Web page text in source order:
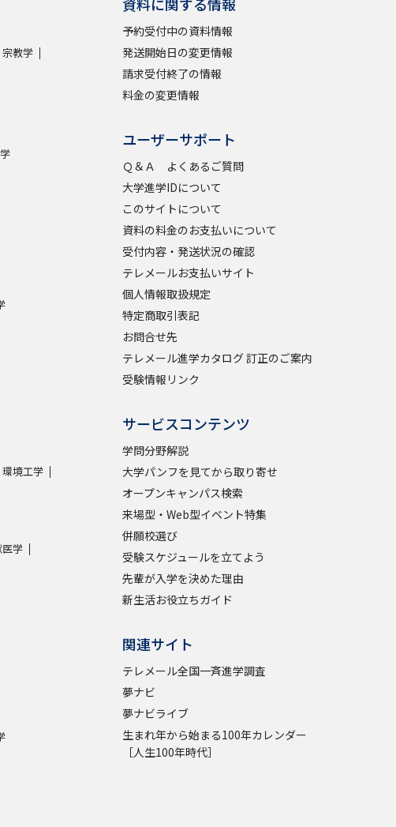
国際・グローバルに強い大学特集
待生制度特集
デジタルパンフレット
ページ（高3生用）
用）
べる
資料検索
てよう
先輩が入学を決めた理由
学問検索
IDについて
このサイトについて
テレメール お支払いサイト
教学
境工学
学
予約受付中の資料情報
発送開始日の変更情報
請求受付終了の情報
料金の変更情報
ユーザーサポート
Ｑ＆Ａ よくあるご質問
大学進学IDについて
このサイトについて
資料の料金のお支払いについて
受付内容・発送状況の確認
テレメールお支払いサイト
個人情報取扱規定
特定商取引表記
お問合せ先
テレメール進学カタログ 訂正のご案内
受験情報リンク
サービスコンテンツ
学問分野解説
大学パンフを見てから取り寄せ
オープンキャンパス検索
来場型・Web型イベント特集
併願校選び
受験スケジュールを立てよう
先輩が入学を決めた理由
新生活お役立ちガイド
関連サイト
テレメール全国一斉進学調査
夢ナビ
夢ナビライブ
生まれ年から始まる100年カレンダー
［人生100年時代］